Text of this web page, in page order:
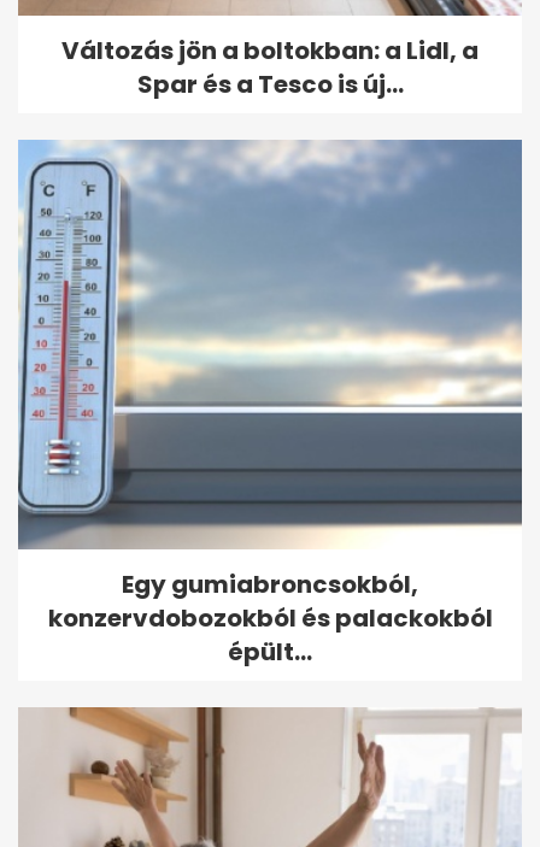
Változás jön a boltokban: a Lidl, a
Spar és a Tesco is új...
Egy gumiabroncsokból,
konzervdobozokból és palackokból
épült...